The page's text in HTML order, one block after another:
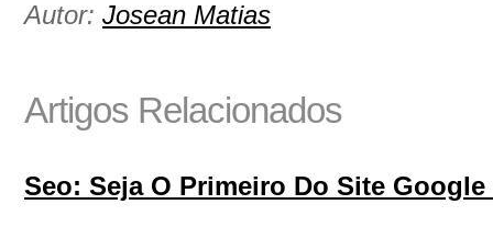
Autor: Josean Matias
Artigos Relacionados
Seo: Seja O Primeiro Do Site Google